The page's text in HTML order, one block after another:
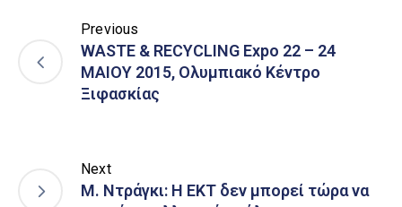
Previous
WASTE & RECYCLING Expo 22 – 24
ΜΑΙΟΥ 2015, Ολυμπιακό Κέντρο
Ξιφασκίας
Next
Μ. Ντράγκι: Η ΕΚΤ δεν μπορεί τώρα να